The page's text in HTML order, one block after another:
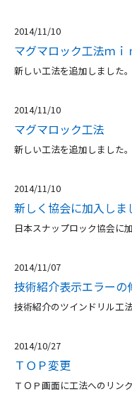
2014/11/10
マグマロック工法ｍｉ
新しい工法を追加しました。
2014/11/10
マグマロック工法
新しい工法を追加しました。
2014/11/10
新しく協会に加入しま
日本スナップロック協会に
2014/11/07
技術紹介表示エラーの
技術紹介のツインドリル工
2014/10/27
ＴＯＰ変更
ＴＯＰ画面に工法へのリン